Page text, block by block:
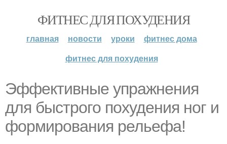
ФИТНЕС ДЛЯ ПОХУДЕНИЯ
главная новости уроки
фитнес дома
фитнес для похудения
Эффективные упражнения
для быстрого похудения ног и
формирования рельефа!